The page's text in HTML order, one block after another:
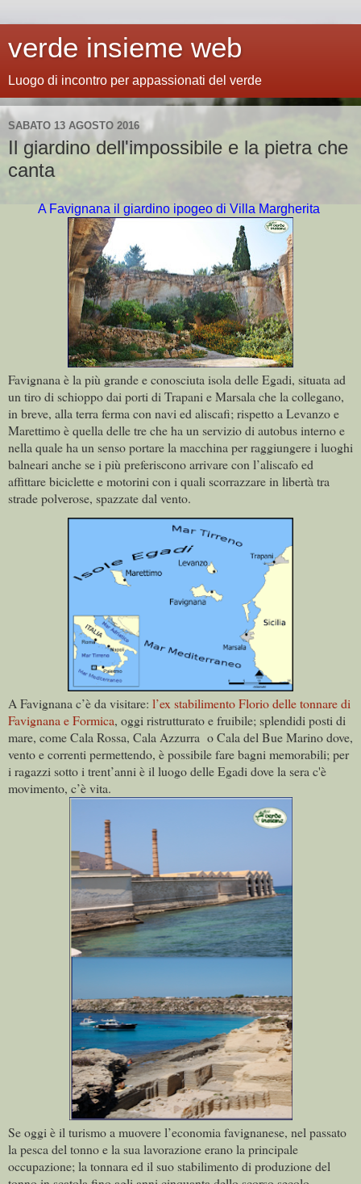
verde insieme web
Luogo di incontro per appassionati del verde
SABATO 13 AGOSTO 2016
Il giardino dell'impossibile e la pietra che
canta
A Favignana il giardino ipogeo di Villa Margherita
Favignana è la più grande e conosciuta isola delle Egadi, situata ad
un tiro di schioppo dai porti di Trapani e Marsala che la collegano,
in breve, alla terra ferma con navi ed aliscafi; rispetto a Levanzo e
Marettimo è quella delle tre che ha un servizio di autobus interno e
nella quale ha un senso portare la macchina per raggiungere i luoghi
balneari anche se i più preferiscono arrivare con l’aliscafo ed
affittare biciclette e motorini con i quali scorrazzare in libertà tra
strade polverose, spazzate dal vento.
A Favignana c’è da visitare: l’ex stabilimento Florio delle tonnare di
Favignana e Formica, oggi ristrutturato e fruibile; splendidi posti di
mare, come Cala Rossa, Cala Azzurra o Cala del Bue Marino dove,
vento e correnti permettendo, è possibile fare bagni memorabili; per
i ragazzi sotto i trent’anni è il luogo delle Egadi dove la sera c'è
movimento, c’è vita.
Se oggi è il turismo a muovere l’economia favignanese, nel passato
la pesca del tonno e la sua lavorazione erano la principale
occupazione; la tonnara ed il suo stabilimento di produzione del